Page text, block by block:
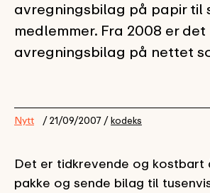
avregningsbilag på papir til
medlemmer. Fra 2008 er det
avregningsbilag på nettet
Nytt / 21/09/2007 /kodeks
Det er tidkrevende og kostbart
pakke og sende bilag til